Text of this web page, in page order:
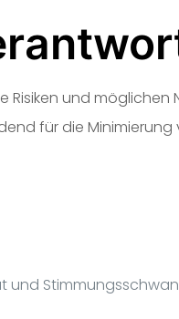
Risiken und
für die
und